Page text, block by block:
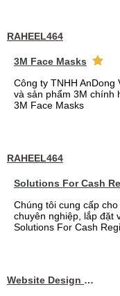
RAHEEL464
3M Face Masks
Công ty TNHH AnDong
và sản phẩm 3M chính
3M Face Masks
RAHEEL464
Solutions For Cash
Chúng tôi cung cấp
chuyên nghiệp, lắp đặt
Solutions For Cash
Website Design Services berin